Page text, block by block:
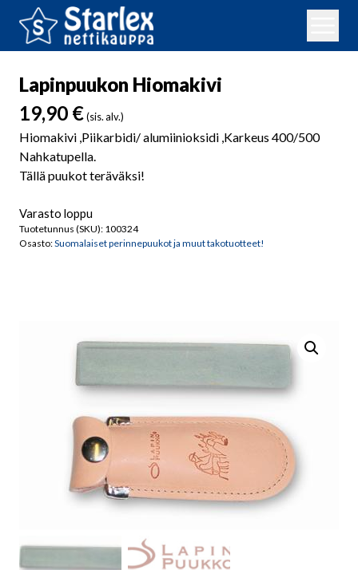
Lapinpuukon Hiomakivi
19,90 €(sis. alv.)
Hiomakivi ,Piikarbidi/ alumiinioksidi ,Karkeus 400/500
Nahkatupella.
Tällä puukot teräväksi!
Varasto loppu
Tuotetunnus (SKU): 100324
Osasto:Suomalaiset perinnepuukot ja muut takotuotteet!